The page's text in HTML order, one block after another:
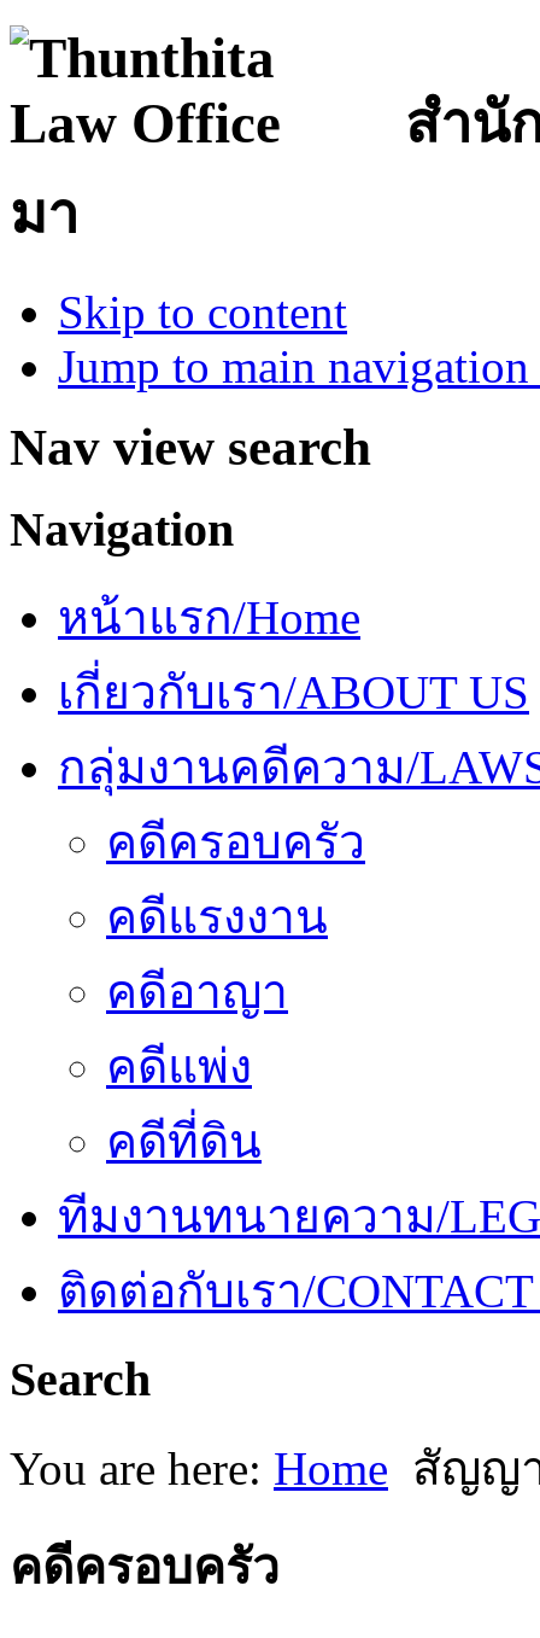
สำนั
มา
Skip to content
Jump to main
Nav view search
Navigation
หน้าแรก/Home
เกี่ยวกับเรา/ABOUT US
กลุ่มงานคดีความ/
คดีครอบครัว
คดีแรงงาน
คดีอาญา
คดีแพ่ง
คดีที่ดิน
ทีมงานทนายความ/
ติดต่อกับเรา/CONTACT
Search
You are here: Home สัญญ
คดีครอบครัว